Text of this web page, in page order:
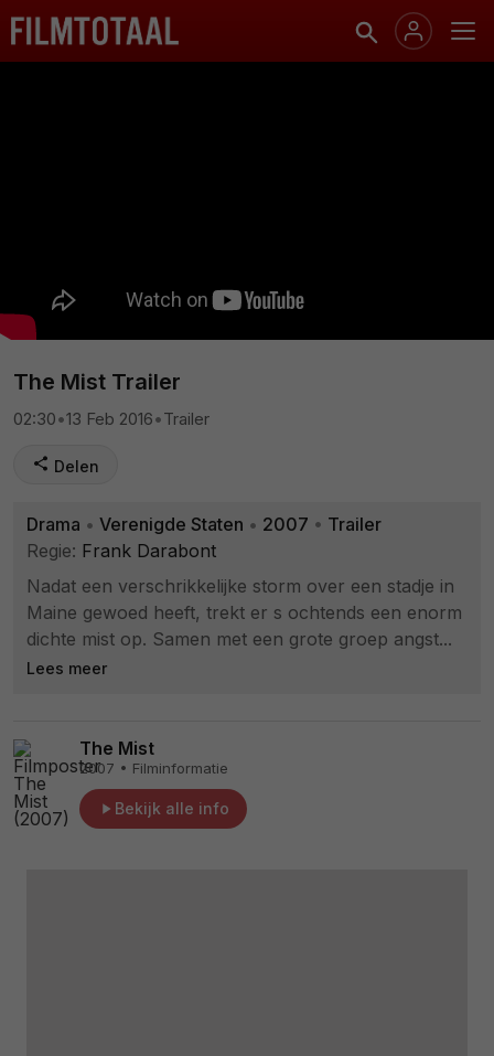
The Mist Trailer
02:30•13 Feb 2016•Trailer
Delen
Drama • Verenigde Staten • 2007 • Trailer
Regie: Frank Darabont
Nadat een verschrikkelijke storm over een stadje in
Maine gewoed heeft, trekt er s ochtends een enorm
dichte mist op. Samen met een grote groep angst...
Lees meer
The Mist
2007 • Filminformatie
Bekijk alle info